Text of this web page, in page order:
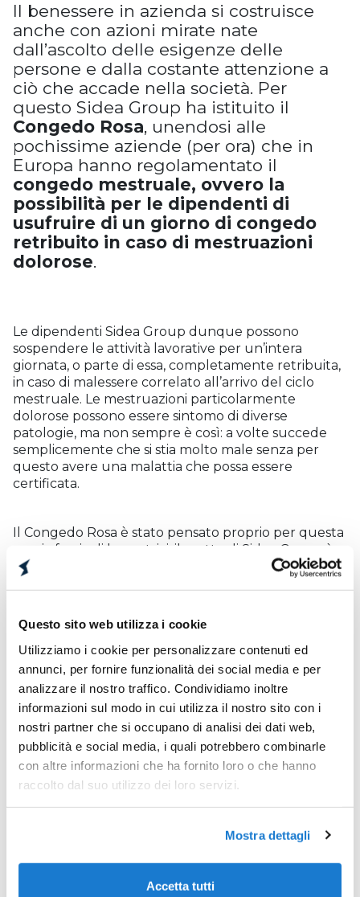
Questo sito web utilizza i cookie
Utilizziamo i cookie per personalizzare contenuti ed
annunci, per fornire funzionalità dei social media e per
analizzare il nostro traffico. Condividiamo inoltre
informazioni sul modo in cui utilizza il nostro sito con i
nostri partner che si occupano di analisi dei dati web,
pubblicità e social media, i quali potrebbero combinarle
con altre informazioni che ha fornito loro o che hanno
raccolto dal suo utilizzo dei loro servizi.
Mostra dettagli
Accetta tutti
Il benessere in azienda si costruisce
anche con azioni mirate nate
dall’ascolto delle esigenze delle
persone e dalla costante attenzione a
ciò che accade nella società. Per
questo Sidea Group ha istituito il
Congedo Rosa, unendosi alle
pochissime aziende (per ora) che in
Europa hanno regolamentato il
congedo mestruale, ovvero la
possibilità per le dipendenti di
usufruire di un giorno di congedo
retribuito in caso di mestruazioni
dolorose.
Le dipendenti Sidea Group dunque possono
sospendere le attività lavorative per un’intera
giornata, o parte di essa, completamente retribuita,
in caso di malessere correlato all’arrivo del ciclo
mestruale. Le mestruazioni particolarmente
dolorose possono essere sintomo di diverse
patologie, ma non sempre è così: a volte succede
semplicemente che si stia molto male senza per
questo avere una malattia che possa essere
certificata.
Il Congedo Rosa è stato pensato proprio per questa
ampia fascia di lavoratrici; il motto di Sidea Group è
Con le persone, per le persone: e proprio grazie al
dialogo costante con le persone, nascono iniziative
tutto il team Sidea Group è che sempre più aziende
in Italia decidano di dedicare la giusta attenzione
alle esigenze di lavoratrici e lavoratori, e che sempre
più si impari a calcolare il profitto non solo in termini
economici ma anche in termini di benessere
all’interno dell’azienda.
INSIGHT CORRELATI